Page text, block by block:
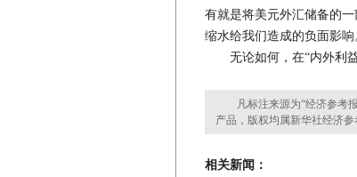
有就是将美元外汇储备的
缩水给我们造成的负面影
无论如何，在“内外利益
凡标注来源为“经济参考报
产品，版权均属新华社经济
相关新闻：